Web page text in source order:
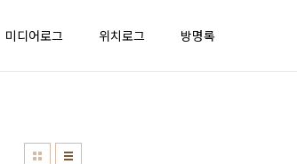
미디어로그 위치로그 방명록